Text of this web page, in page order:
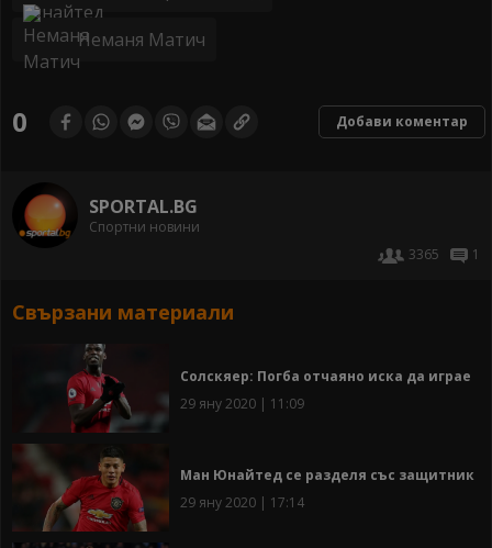
Неманя Матич
0 Добави коментар
SPORTAL.BG
Спортни новини
3365
1
Свързани материали
Солскяер: Погба отчаяно иска да играе
29 яну 2020 | 11:09
Ман Юнайтед се разделя със защитник
29 яну 2020 | 17:14